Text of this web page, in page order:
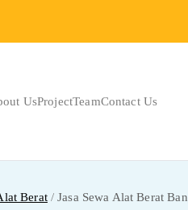
UsProjectTeamContact Us
Berat Jasa Sewa Alat Berat